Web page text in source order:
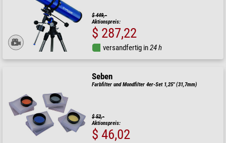
$ 449,-
Aktionspreis:
$ 287,22
versandfertig in24 h
Seben
Farbfilter und Mondfilter 4er-Set 1,25" (31,7mm)
$ 52,-
Aktionspreis:
$ 46,02